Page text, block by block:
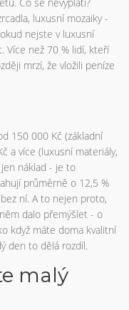
Co se nevyplatí?
luxusní mozaiky -
nejste v luxusní
Více než 70 % lidí, kteří
mrzí, že vložili peníze
150 000 Kč (základní
a více (luxusní materiály,
náklad - je to
průměrně o 12,5 %
ní. A to nejen proto,
dalo přemýšlet - o
když máte doma kvalitní
den to dělá rozdíl.
malý